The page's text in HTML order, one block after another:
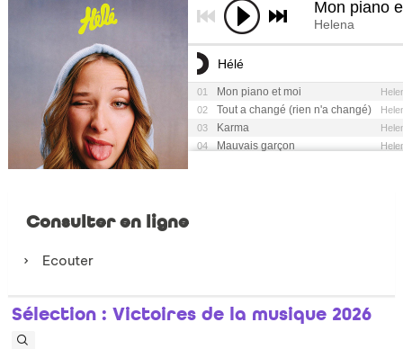
Consulter en ligne
Ecouter
Sélection : Victoires de la musique 2026